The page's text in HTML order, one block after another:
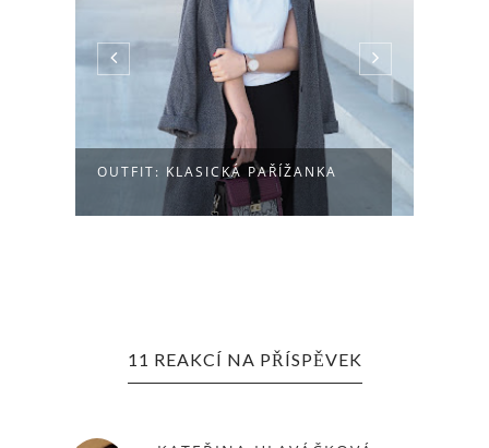
OUTFIT: KLASICKÁ PAŘÍŽANKA
11 REAKCÍ NA PŘÍSPĚVEK